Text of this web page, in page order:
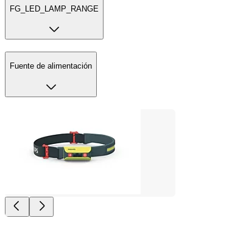
FG_LED_LAMP_RANGE
Fuente de alimentación